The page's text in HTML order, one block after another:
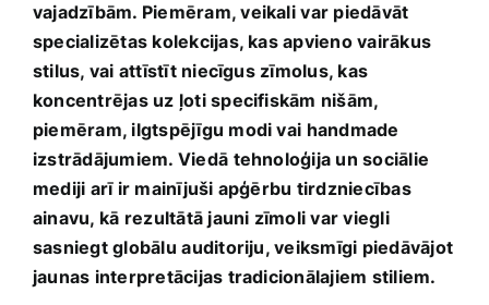
vajadzībām. Piemēram, veikali ⁣var piedāvāt
specializētas ‌kolekcijas,‌ kas apvieno vairākus‌
stilus, vai attīstīt ​niecīgus zīmolus,‌ kas
koncentrējas uz ‍ļoti specifiskām nišām,​
piemēram, ​ilgtspējīgu modi vai⁣ handmade
izstrādājumiem.‌ Viedā ⁤tehnoloģija un sociālie
‍mediji ​arī ir mainījuši apģērbu tirdzniecības
ainavu, kā⁤ rezultātā ‌jauni zīmoli var viegli
sasniegt globālu⁤ auditoriju, veiksmīgi piedāvājot‍
jaunas interpretācijas tradicionālajiem ​stiliem.